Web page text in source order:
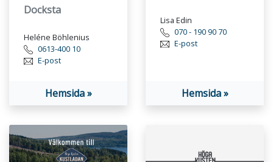
Docksta
Heléne Böhlenius
0613-400 10
E-post
Hemsida »
Lisa Edin
070 - 190 90 70
E-post
Hemsida »